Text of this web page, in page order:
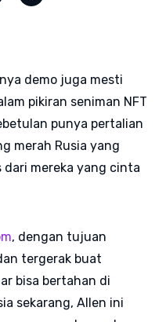
demo juga mesti
pikiran seniman NFT
punya pertalian
merah Rusia yang
mereka yang cinta
, dengan tujuan
tergerak buat
bisa bertahan di
sekarang, Allen ini